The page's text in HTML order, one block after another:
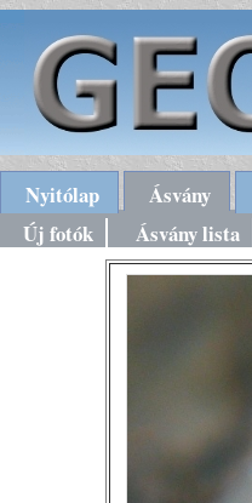
Nyitólap Ásvány
Új fotók
Ásvány lista